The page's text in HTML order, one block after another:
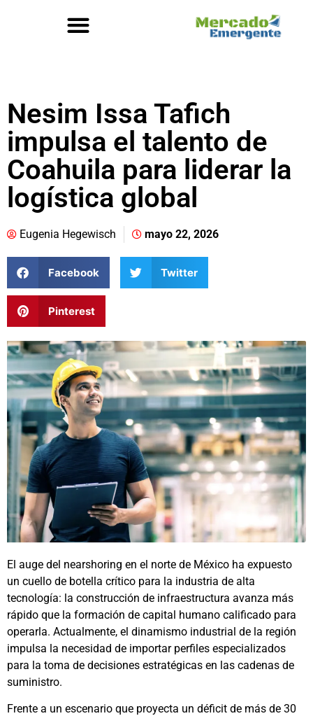
Nesim Issa Tafich
impulsa el talento de
Coahuila para liderar la
logística global
Eugenia Hegewisch mayo 22, 2026
Facebook Twitter
Pinterest
El auge del nearshoring en el norte de México ha expuesto
un cuello de botella crítico para la industria de alta
tecnología: la construcción de infraestructura avanza más
rápido que la formación de capital humano calificado para
operarla. Actualmente, el dinamismo industrial de la región
impulsa la necesidad de importar perfiles especializados
para la toma de decisiones estratégicas en las cadenas de
suministro.
Frente a un escenario que proyecta un déficit de más de 30